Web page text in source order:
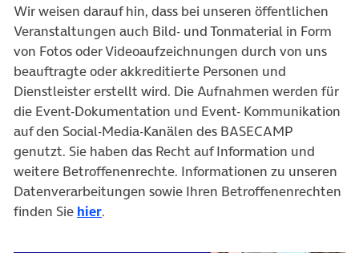
Wir weisen darauf hin, dass bei unseren öffentlichen
Veranstaltungen auch Bild- und Tonmaterial in Form
von Fotos oder Videoaufzeichnungen durch von uns
beauftragte oder akkreditierte Personen und
Dienstleister erstellt wird. Die Aufnahmen werden für
die Event-Dokumentation und Event- Kommunikation
auf den Social-Media-Kanälen des BASECAMP
genutzt. Sie haben das Recht auf Information und
weitere Betroffenenrechte. Informationen zu unseren
Datenverarbeitungen sowie Ihren Betroffenenrechten
finden Sie hier.